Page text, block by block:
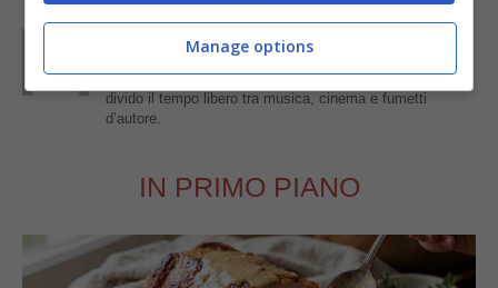
Kati Irrente
Giornalista poliedrica scrivo per il web dal 2008. Sono
appassionata del vivere green e della buona cucina,
divido il tempo libero tra musica, cinema e fumetti
d’autore.
IN PRIMO PIANO
Manage options